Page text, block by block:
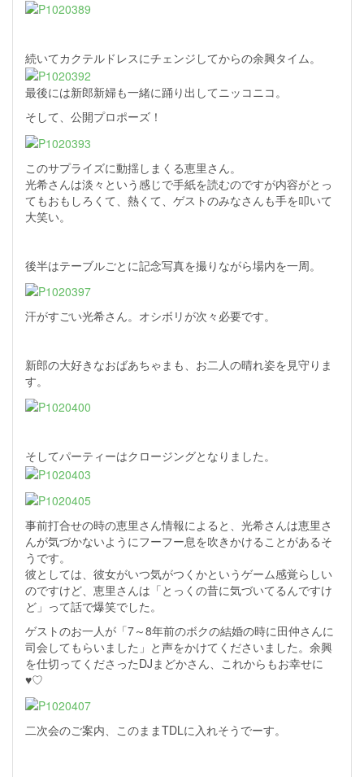
続いてカクテルドレスにチェンジしてからの余興タイム。
最後には新郎新婦も一緒に踊り出してニッコニコ。
そして、公開プロポーズ！
このサプライズに動揺しまくる恵里さん。
光希さんは淡々という感じで手紙を読むのですが内容がとっ
てもおもしろくて、熱くて、ゲストのみなさんも手を叩いて
大笑い。
後半はテーブルごとに記念写真を撮りながら場内を一周。
汗がすごい光希さん。オシボリが次々必要です。
新郎の大好きなおばあちゃまも、お二人の晴れ姿を見守りま
す。
そしてパーティーはクロージングとなりました。
事前打合せの時の恵里さん情報によると、光希さんは恵里さ
んが気づかないようにフーフー息を吹きかけることがあるそ
うです。
彼としては、彼女がいつ気がつくかというゲーム感覚らしい
のですけど、恵里さんは「とっくの昔に気づいてるんですけ
ど」って話で爆笑でした。
ゲストのお一人が「7～8年前のボクの結婚の時に田仲さんに
司会してもらいました」と声をかけてくださいました。余興
を仕切ってくださったDJまどかさん、これからもお幸せに
♥♡
二次会のご案内、このままTDLに入れそうでーす。